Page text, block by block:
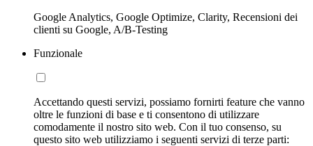
Google Analytics, Google Optimize, Clarity, Recensioni dei
clienti su Google, A/B-Testing
Funzionale
Accettando questi servizi, possiamo fornirti feature che vanno
oltre le funzioni di base e ti consentono di utilizzare
comodamente il nostro sito web. Con il tuo consenso, su
questo sito web utilizziamo i seguenti servizi di terze parti: